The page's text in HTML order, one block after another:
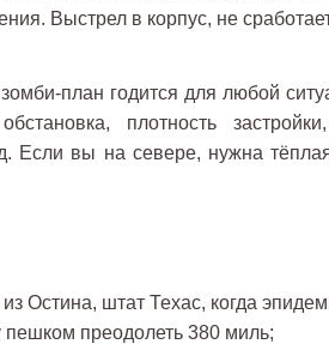
Выстрел в корпус, не
план годится для любой
плотность
Если вы на севере, нужна
Остина, штат Техас, когда
преодолеть 380 миль;